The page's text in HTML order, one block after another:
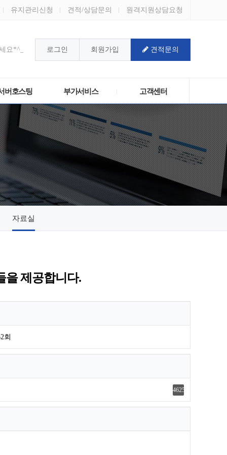
유지관리신청 견적/상담문의 원격지원상담요청
요*^_^* 로그인 회원가입 견적문의
버호스팅 부가서비스 고객센터
자료실
을 제공합니다.
회
4625